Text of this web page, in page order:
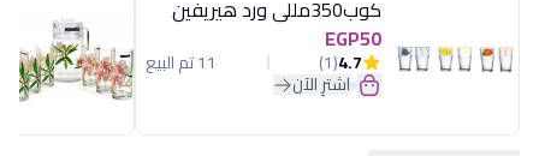
كوب350مللى ورد هيريفين
EGP50
4.7
(1) 11 تم البيع
اشترِ الآن